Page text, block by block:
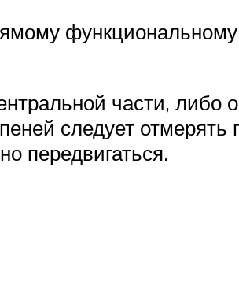
части, либо
следует
передвигаться.